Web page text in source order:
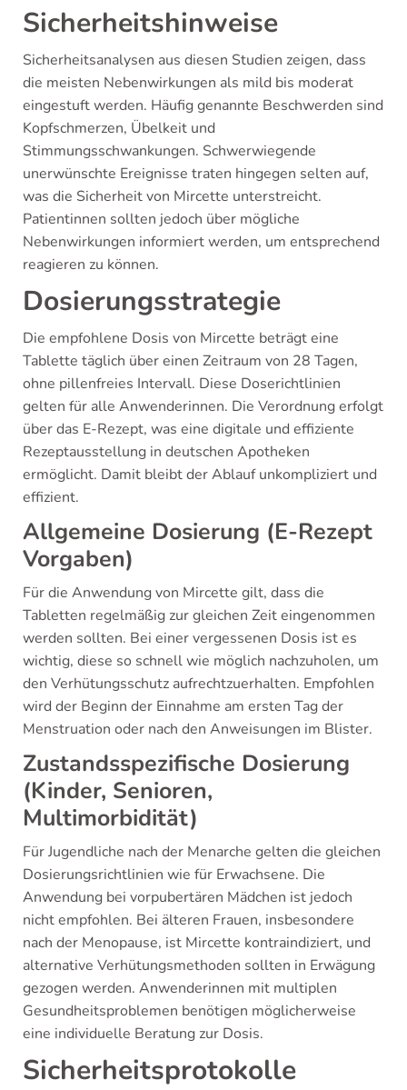
Sicherheitshinweise
Sicherheitsanalysen aus diesen Studien zeigen, dass
die meisten Nebenwirkungen als mild bis moderat
eingestuft werden. Häufig genannte Beschwerden sind
Kopfschmerzen, Übelkeit und
Stimmungsschwankungen. Schwerwiegende
unerwünschte Ereignisse traten hingegen selten auf,
was die Sicherheit von Mircette unterstreicht.
Patientinnen sollten jedoch über mögliche
Nebenwirkungen informiert werden, um entsprechend
reagieren zu können.
Dosierungsstrategie
Die empfohlene Dosis von Mircette beträgt eine
Tablette täglich über einen Zeitraum von 28 Tagen,
ohne pillenfreies Intervall. Diese Doserichtlinien
gelten für alle Anwenderinnen. Die Verordnung erfolgt
über das E-Rezept, was eine digitale und effiziente
Rezeptausstellung in deutschen Apotheken
ermöglicht. Damit bleibt der Ablauf unkompliziert und
effizient.
Allgemeine Dosierung (E-Rezept
Vorgaben)
Für die Anwendung von Mircette gilt, dass die
Tabletten regelmäßig zur gleichen Zeit eingenommen
werden sollten. Bei einer vergessenen Dosis ist es
wichtig, diese so schnell wie möglich nachzuholen, um
den Verhütungsschutz aufrechtzuerhalten. Empfohlen
wird der Beginn der Einnahme am ersten Tag der
Menstruation oder nach den Anweisungen im Blister.
Zustandsspezifische Dosierung
(Kinder, Senioren,
Multimorbidität)
Für Jugendliche nach der Menarche gelten die gleichen
Dosierungsrichtlinien wie für Erwachsene. Die
Anwendung bei vorpubertären Mädchen ist jedoch
nicht empfohlen. Bei älteren Frauen, insbesondere
nach der Menopause, ist Mircette kontraindiziert, und
alternative Verhütungsmethoden sollten in Erwägung
gezogen werden. Anwenderinnen mit multiplen
Gesundheitsproblemen benötigen möglicherweise
eine individuelle Beratung zur Dosis.
Sicherheitsprotokolle